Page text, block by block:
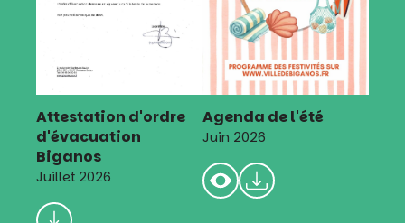
Attestation d'ordre
d'évacuation
Biganos
Juillet 2026
Agenda de l'été
Juin 2026